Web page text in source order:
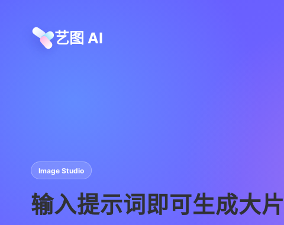
艺图 AI
Image Studio
输入提示词即可生成大片